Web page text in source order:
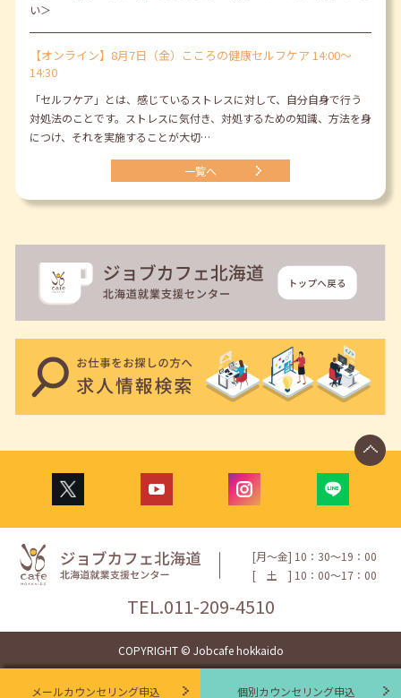
個別カウンセリング申込
メールカウンセリング申込
い＞
【オンライン】8月7日（金）こころの健康セルフケア 14:00～
14:30
「セルフケア」とは、感じているストレスに対して、自分自身で行う
対処法のことです。ストレスに気付き、対処するための知識、方法を身
につけ、それを実施することが大切…
一覧へ
[月〜金] 10：30〜19：00
[
土 ] 10：00〜17：00
TEL.011-209-4510
COPYRIGHT © Jobcafe hokkaido